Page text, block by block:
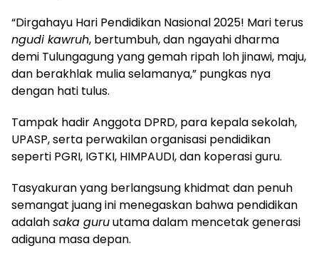
“Dirgahayu Hari Pendidikan Nasional 2025! Mari terus
ngudi kawruh, bertumbuh, dan ngayahi dharma
demi Tulungagung yang gemah ripah loh jinawi, maju,
dan berakhlak mulia selamanya,” pungkas nya
dengan hati tulus.
Tampak hadir Anggota DPRD, para kepala sekolah,
UPASP, serta perwakilan organisasi pendidikan
seperti PGRI, IGTKI, HIMPAUDI, dan koperasi guru.
Tasyakuran yang berlangsung khidmat dan penuh
semangat juang ini menegaskan bahwa pendidikan
adalahsaka guruutama dalam mencetak generasi
adiguna masa depan.